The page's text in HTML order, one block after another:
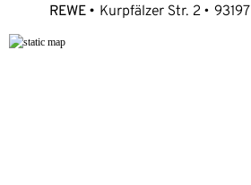
REWE Kurpfälzer Str. 2 93197